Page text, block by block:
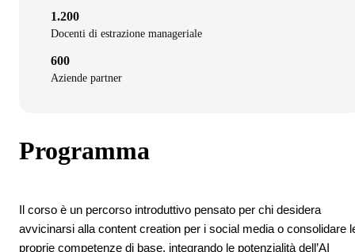
1.200
Docenti di estrazione manageriale
600
Aziende partner
Programma
Il corso è un percorso introduttivo pensato per chi desidera
avvicinarsi alla content creation per i social media o consolidare
proprie competenze di base, integrando le potenzialità dell’AI